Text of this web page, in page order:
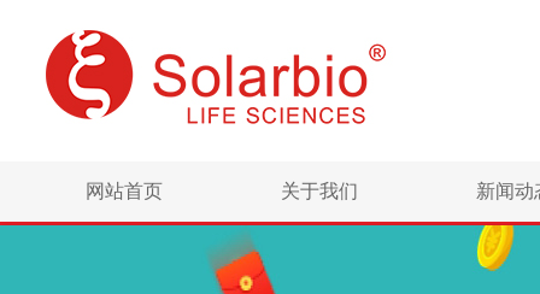
网站首页 关于我们 新闻动